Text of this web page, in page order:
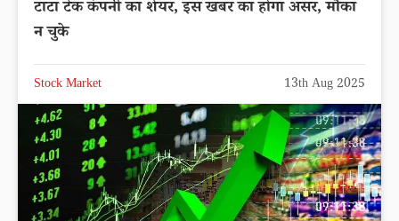
टाटा टेक कंपनी का शेयर, इस खबर का होगा असर, मौका
न चुके
Stock Market 13th Aug 2025